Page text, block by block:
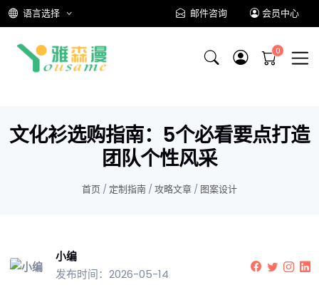
语言选择 邮件咨询 会员中心
文化衫选购指南：5个必看要点打造
团队个性风采
首页 / 定制指南 / 攻略文章 / 图案设计
小编
发布时间：2026-05-14